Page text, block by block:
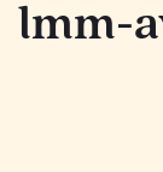
lmm-